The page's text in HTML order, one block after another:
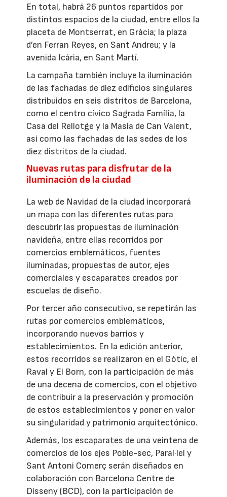
En total, habrá 26 puntos repartidos por
distintos espacios de la ciudad, entre ellos la
placeta de Montserrat, en Gràcia; la plaza
d’en Ferran Reyes, en Sant Andreu; y la
avenida Icària, en Sant Martí.
La campaña también incluye la iluminación
de las fachadas de diez edificios singulares
distribuidos en seis distritos de Barcelona,
como el centro cívico Sagrada Família, la
Casa del Rellotge y la Masia de Can Valent,
así como las fachadas de las sedes de los
diez distritos de la ciudad.
Nuevas rutas para disfrutar de la
iluminación de la ciudad
La web de Navidad de la ciudad incorporará
un mapa con las diferentes rutas para
descubrir las propuestas de iluminación
navideña, entre ellas recorridos por
comercios emblemáticos, fuentes
iluminadas, propuestas de autor, ejes
comerciales y escaparates creados por
escuelas de diseño.
Por tercer año consecutivo, se repetirán las
rutas por comercios emblemáticos,
incorporando nuevos barrios y
establecimientos. En la edición anterior,
estos recorridos se realizaron en el Gòtic, el
Raval y El Born, con la participación de más
de una decena de comercios, con el objetivo
de contribuir a la preservación y promoción
de estos establecimientos y poner en valor
su singularidad y patrimonio arquitectónico.
Además, los escaparates de una veintena de
comercios de los ejes Poble-sec, Paral·lel y
Sant Antoni Comerç serán diseñados en
colaboración con Barcelona Centre de
Disseny (BCD), con la participación de